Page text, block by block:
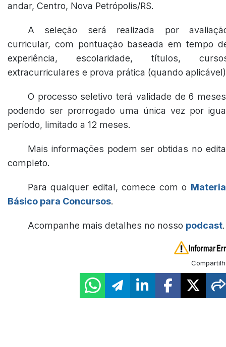
andar, Centro, Nova Petrópolis/RS.
A seleção será realizada por
curricular, com pontuação baseada em tempo
experiência, escolaridade, títulos,
extracurriculares e prova prática (quando
O processo seletivo terá validade de 6
podendo ser prorrogado uma única vez por
período, limitado a 12 meses.
Mais informações podem ser obtidas no
completo.
Para qualquer edital, comece com o
Básico para Concursos.
Acompanhe mais detalhes no nosso podcast.